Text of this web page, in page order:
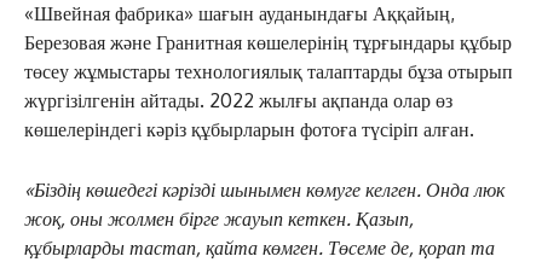
«Швейная фабрика» шағын ауданындағы Аққайың,
Березовая және Гранитная көшелерінің тұрғындары құбыр
төсеу жұмыстары технологиялық талаптарды бұза отырып
жүргізілгенін айтады. 2022 жылғы ақпанда олар өз
көшелеріндегі кәріз құбырларын фотоға түсіріп алған.
«Біздің көшедегі кәрізді шынымен көмуге келген. Онда люк
жоқ, оны жолмен бірге жауып кеткен. Қазып,
құбырларды тастап, қайта көмген. Төсеме де, қорап та